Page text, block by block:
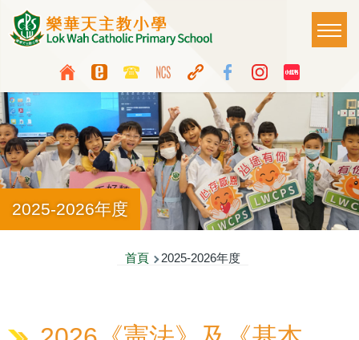
移至主內容
Top
Media
Icon
Button
Language
switcher
Main
2025-2026年度
首頁 2025-2026年度